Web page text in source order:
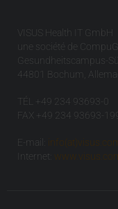
VISUS Health IT GmbH
une société de
Gesundheitscampus-
44801 Bochum,
TÉL +49 234 93693-0
FAX +49 234 93693-
E-mail:
info(at)visus.com
Internet:
www.visus.com